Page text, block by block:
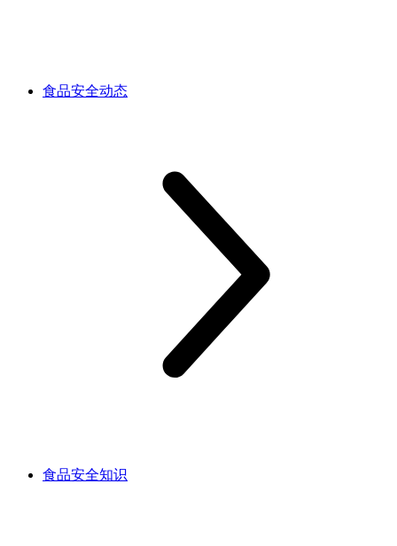
食品安全动态
食品安全知识